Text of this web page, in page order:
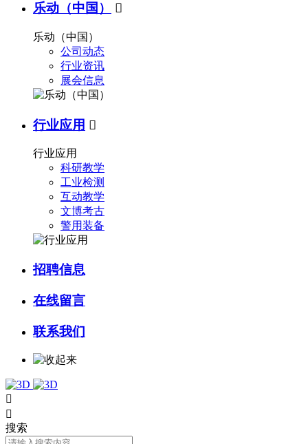
乐动（中国） 
乐动（中国）
公司动态
行业资讯
展会信息
行业应用 
行业应用
科研教学
工业检测
互动教学
文博考古
警用装备
招聘信息
在线留言
联系我们


搜索